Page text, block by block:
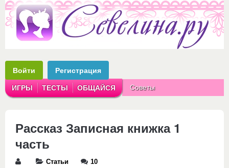
Войти Регистрация
ИГРЫ ТЕСТЫ ОБЩАЙСЯ Советы
Рассказ Записная книжка 1
часть
Статьи 10